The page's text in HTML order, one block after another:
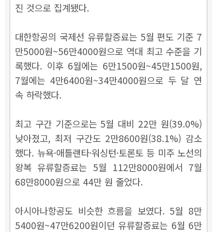
진 것으로 집계됐다.
대한항공의 국제선 유류할증료는 5월 편도 기준 7
만5000원~56만4000원으로 역대 최고 수준을 기
록했다. 이후 6월에는 6만1500원~45만1500원,
7월에는 4만6400원~34만4000원으로 두 달 연
속 하락했다.
최고 구간 기준으로는 5월 대비 22만 원(39.0%)
낮아졌고, 최저 구간도 2만8600원(38.1%) 감소
했다. 뉴욕·애틀랜타·워싱턴·토론토 등 미주 노선의
왕복 유류할증료는 5월 112만8000원에서 7월
68만8000원으로 44만 원 줄었다.
아시아나항공도 비슷한 흐름을 보였다. 5월 8만
5400원~47만6200원이던 유류할증료는 6월 6만